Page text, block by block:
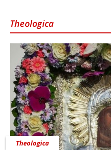
Theologica
Theologica